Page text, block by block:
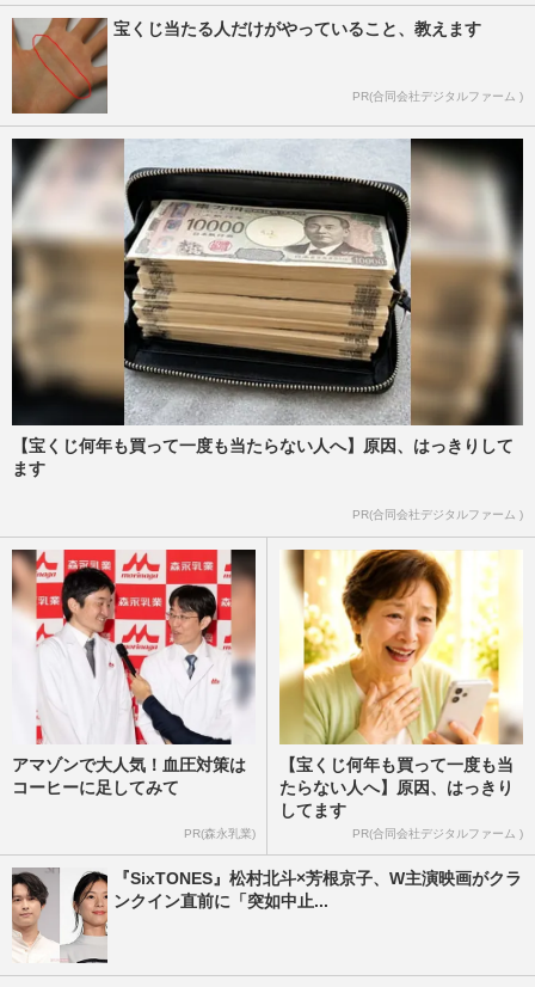
宝くじ当たる人だけがやっていること、教えます
PR(合同会社デジタルファーム )
【宝くじ何年も買って一度も当たらない人へ】原因、はっきりして
ます
PR(合同会社デジタルファーム )
アマゾンで大人気！血圧対策は
コーヒーに足してみて
PR(森永乳業)
【宝くじ何年も買って一度も当
たらない人へ】原因、はっきり
してます
PR(合同会社デジタルファーム )
『SixTONES』松村北斗×芳根京子、W主演映画がクラ
ンクイン直前に「突如中止...